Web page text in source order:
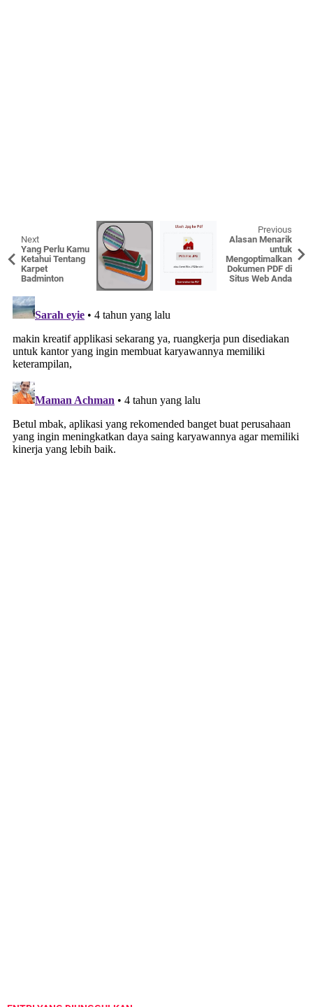
Next
Yang Perlu Kamu
Ketahui Tentang
Karpet
Badminton
Previous
Alasan Menarik
untuk
Mengoptimalkan
Dokumen PDF di
Situs Web Anda